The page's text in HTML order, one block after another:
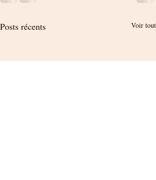
Posts récents Voir tout